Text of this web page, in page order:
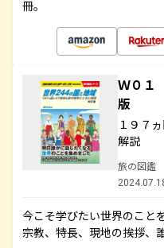
冊。
Ｗ０１
版
１９７
解説
旅の図鑑
今こそ学びたい世界のこと
宗教、特長、現地の挨拶、